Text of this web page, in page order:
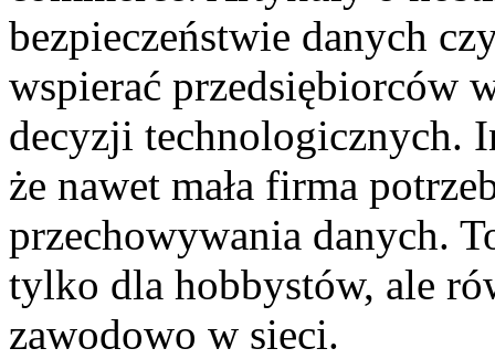
bezpieczeństwie danych
wspierać przedsiębiorców
decyzji technologicznych.
że nawet mała firma
przechowywania danych.
tylko dla hobbystów, ale
zawodowo w sieci.